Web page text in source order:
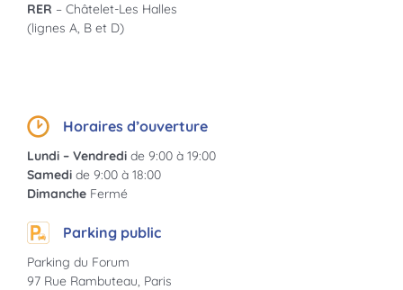
RER – Châtelet-Les Halles
(lignes A, B et D)
Horaires d’ouverture
Lundi – Vendredide 9:00à 19:00
Samedide 9:00à 18:00
DimancheFermé
Parking public
Parking du Forum
97 Rue Rambuteau, Paris